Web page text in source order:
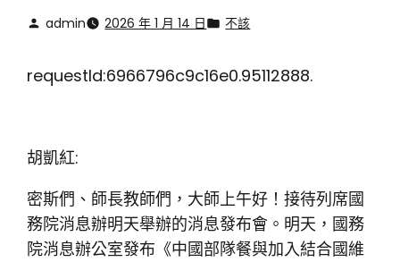
admin 2026 年 1 月 14 日 不該
requestId:6966796c9c16e0.95112888.
胡凱紅:
密斯們、師長教師們，大師上午好！接待列席國
務院消息辦明天舉辦的消息發布會。明天，國務
院消息辦公室發布《中國部隊餐與加入結合國維